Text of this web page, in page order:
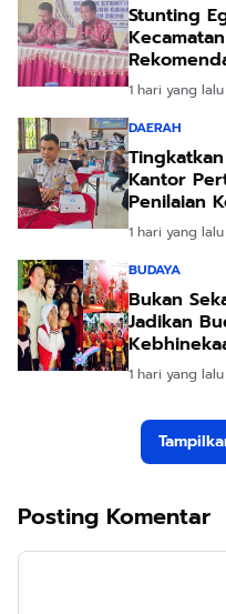
Stunting
1 hari yang lalu
DAERAH
Kantor
Penilaian
Pelayanan
1 hari yang lalu
BUDAYA
Bukan
Jadikan
1 hari yang lalu
Posting Komentar